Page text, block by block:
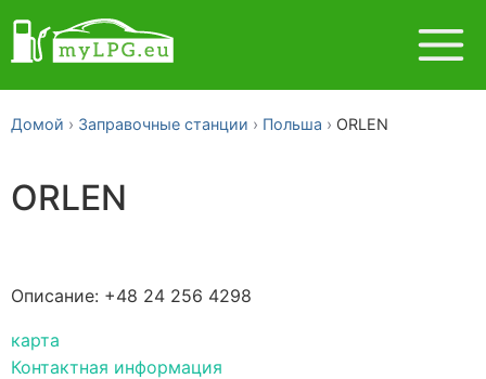
Домой Заправочные станции Польша ORLEN
ORLEN
Описание: +48 24 256 4298
карта
Контактная информация